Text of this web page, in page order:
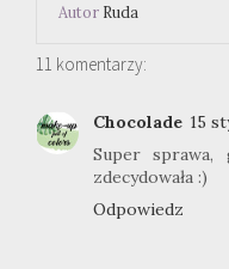
Autor Ruda
11 komentarzy:
Chocolade 15
Super sprawa,
zdecydowała :)
Odpowiedz